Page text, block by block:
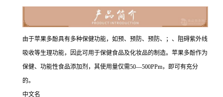
由于苹果多酚具有多种保健功能，如预、预防、预防、；、阻碍紫外线
吸收等生理功能，因此可用于保健食品及化妆品的制造。苹果多酚作为
保健、功能性食品添加剂，其使用量仅需50—500PPm，即可有充分
的。
中文名